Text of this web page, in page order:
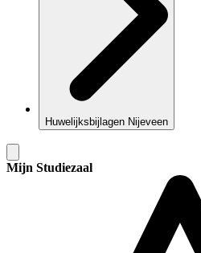
Huwelijksbijlagen Nijeveen
Mijn Studiezaal